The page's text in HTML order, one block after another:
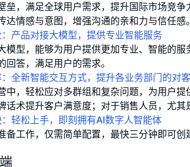
垒，满足全球用户需求，提升国际市场竞
达情感与意图，增强沟通的亲和力与信任感。
产品对接大模型，提供专业智能服务
模型，能够为用户提供更加专业、智能的
回答，满足用户的需求。
全新智能交互方式，提升各业务部门的对
中，轻松应对多群组和复杂问题，为用户提
话术提升客户满意度；对于销售人员，尤
轻松上手，即刻拥有AI数字人智能体
备工作，仅需简单配置，最快三分钟即可